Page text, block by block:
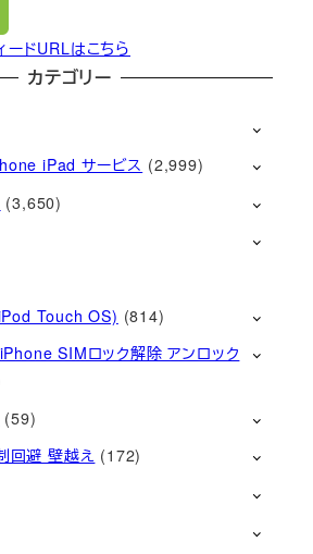
ドURLはこちら
カテゴリー
iPad サービス (2,999)
(3,650)
Touch OS) (814)
SIMロック解除 アンロック
(59)
回避 壁越え (172)